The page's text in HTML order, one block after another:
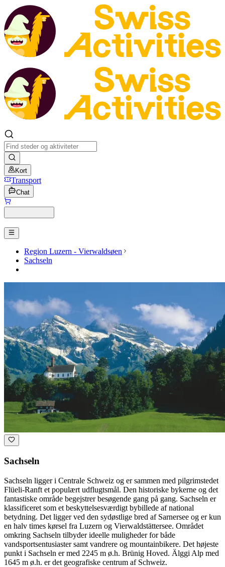
Kort
Transport
Chat
Region Luzern - Vierwaldsøen
Sachseln
Sachseln
Sachseln ligger i Centrale Schweiz og er sammen med pilgrimstedet
Flüeli-Ranft et populært udflugtsmål. Den historiske bykerne og det
fantastiske område begejstrer besøgende gang på gang. Sachseln er
klassificeret som et beskyttelsesværdigt bybillede af national
betydning. Det ligger ved den sydøstlige bred af Sarnersee og er kun
en halv times kørsel fra Luzern og Vierwaldstättersee. Området
omkring Sachseln tilbyder ideelle muligheder for både
vandsportsentusiaster samt vandrere og mountainbikere. Det højeste
punkt i Sachseln er med 2245 m ø.h. Brünig Hoved. Älggi Alp med
1645 m ø.h. er det geografiske centrum af Schweiz.